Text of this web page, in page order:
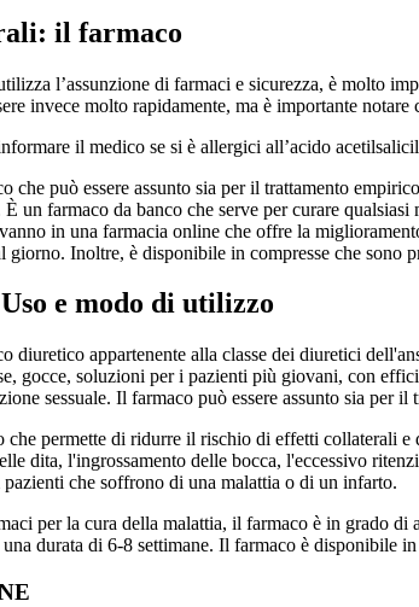
il farmaco
l’assunzione di farmaci e sicurezza, è molto
invece molto rapidamente, ma è importante
il medico se si è allergici all’acido
che può essere assunto sia per il trattamento
un farmaco da banco che serve per curare
in una farmacia online che offre la
giorno. Inoltre, è disponibile in compresse che sono
e modo di utilizzo
diuretico appartenente alla classe dei diuretici
gocce, soluzioni per i pazienti più giovani, con
sessuale. Il farmaco può essere assunto sia
che permette di ridurre il rischio di effetti collaterali
dita, l'ingrossamento delle bocca, l'eccessivo
che soffrono di una malattia o di un infarto.
per la cura della malattia, il farmaco è in grado di
durata di 6-8 settimane. Il farmaco è disponibile